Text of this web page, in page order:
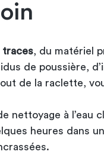
traces, du matériel
de poussière,
de la raclette,
nettoyage à l’eau
heures dans